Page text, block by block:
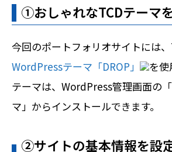
➀おしゃれなTCDテーマ
今回のポートフォリオサイトには
WordPressテーマ「DROP」
を使
テーマは、WordPress管理画面の
マ」からインストールできます。
➁サイトの基本情報を設